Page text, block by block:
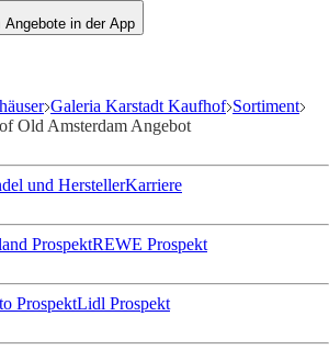
in der App
Galeria Karstadt Kaufhof Sortiment
Old Amsterdam Angebot
und HerstellerKarriere
ProspektREWE Prospekt
ProspektLidl Prospekt